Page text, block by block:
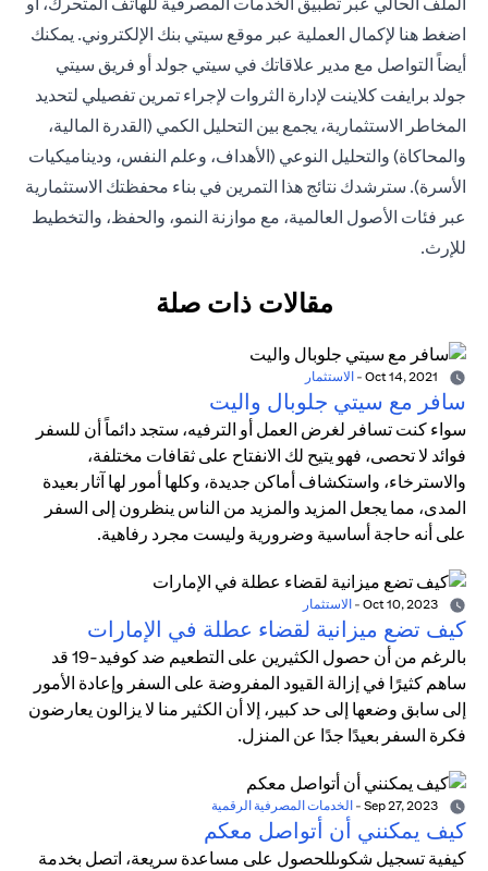
اضغط هنا لإكمال العملية عبر موقع سيتي بنك الإلكتروني. يمكنك
أيضاً التواصل مع مدير علاقاتك في سيتي جولد أو فريق سيتي
جولد برايفت كلاينت لإدارة الثروات لإجراء تمرين تفصيلي لتحديد
المخاطر الاستثمارية، يجمع بين التحليل الكمي (القدرة المالية،
والمحاكاة) والتحليل النوعي (الأهداف، وعلم النفس، وديناميكيات
الأسرة). سترشدك نتائج هذا التمرين في بناء محفظتك الاستثمارية
عبر فئات الأصول العالمية، مع موازنة النمو، والحفظ، والتخطيط
للإرث.
مقالات ذات صلة
- الاستثمار
سافر مع سيتي جلوبال واليت
سواء كنت تسافر لغرض العمل أو الترفيه، ستجد دائماً أن للسفر
فوائد لا تحصى، فهو يتيح لك الانفتاح على ثقافات مختلفة،
والاسترخاء، واستكشاف أماكن جديدة، وكلها أمور لها آثار بعيدة
المدى، مما يجعل المزيد والمزيد من الناس ينظرون إلى السفر
على أنه حاجة أساسية وضرورية وليست مجرد رفاهية.
- الاستثمار
كيف تضع ميزانية لقضاء عطلة في الإمارات
بالرغم من أن حصول الكثيرين على التطعيم ضد كوفيد-19 قد
ساهم كثيرًا في إزالة القيود المفروضة على السفر وإعادة الأمور
إلى سابق وضعها إلى حد كبير، إلا أن الكثير منا لا يزالون يعارضون
فكرة السفر بعيدًا جدًا عن المنزل.
- الخدمات المصرفية الرقمية
كيف يمكنني أن أتواصل معكم
كيفية تسجيل شكوىللحصول على مساعدة سريعة، اتصل بخدمة